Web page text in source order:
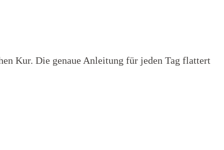
Kur. Die genaue Anleitung für jeden Tag flattert